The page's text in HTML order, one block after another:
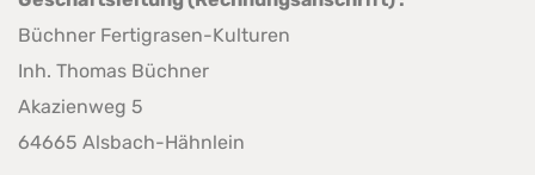
Büchner Fertigrasen-Kulturen
Inh. Thomas Büchner
Akazienweg 5
64665 Alsbach-Hähnlein